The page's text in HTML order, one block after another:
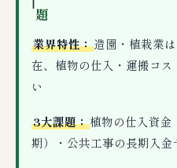
題
業界特性：造園・植栽業
在、植物の仕入・運搬コ
い
3大課題：植物の仕入資
期）・公共工事の長期入金